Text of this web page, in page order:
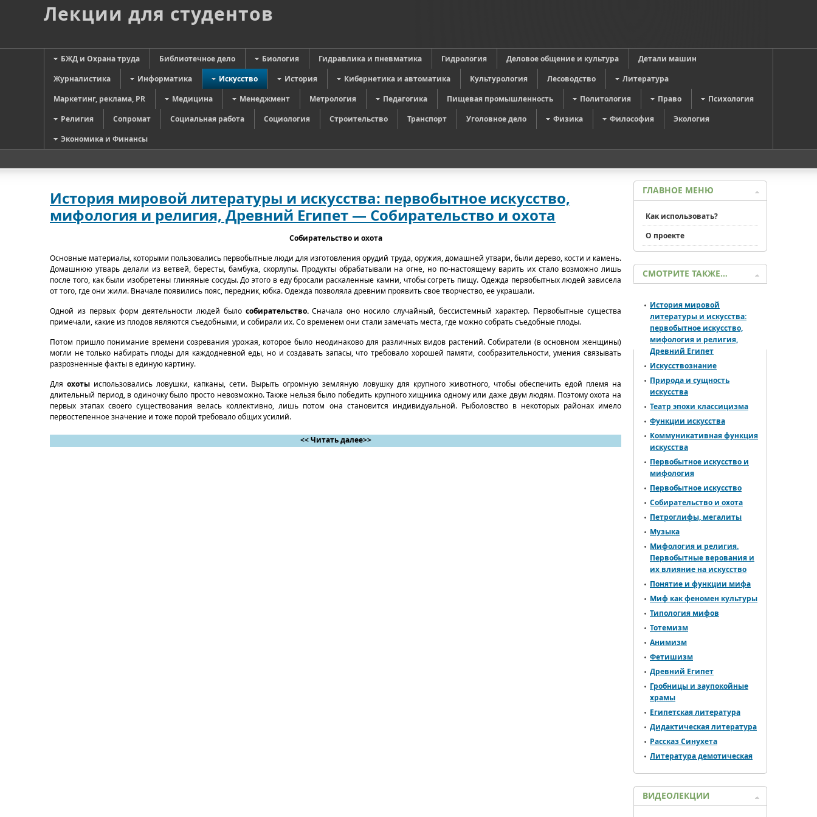
Лекции для студентов
БЖД и Охрана труда Библиотечное дело Биология Гидравлика и пневматика Гидрология Деловое общение и культура
Детали машин
Журналистика
Информатика Искусство История Кибернетика и автоматика Культурология Лесоводство
Литература
Маркетинг, реклама, PR
Медицина Менеджмент Метрология Педагогика Пищевая промышленность Политология Право
Психология
Религия
Сопромат Социальная работа Социология Строительство Транспорт Уголовное дело Физика Философия
Экология
Экономика и Финансы
История мировой литературы и искусства: первобытное искусство,
мифология и религия, Древний Египет — Собирательство и охота
Собирательство и охота
Основные материалы, которыми пользовались первобытные люди для изготовления орудий труда, оружия, домашней утвари, были дерево, кости и камень.
Домашнюю утварь делали из ветвей, бересты, бамбука, скорлупы. Продукты обрабатывали на огне, но по-настоящему варить их стало возможно лишь
после того, как были изобретены глиняные сосуды. До этого в еду бросали раскаленные камни, чтобы согреть пищу. Одежда первобытных людей зависела
от того, где они жили. Вначале появились пояс, передник, юбка. Одежда позволяла древним проявить свое творчество, ее украшали.
Одной из первых форм деятельности людей было собирательство.Сначала оно носило случайный, бессистемный характер. Первобытные существа
примечали, какие из плодов являются съедобными, и собирали их. Со временем они стали замечать места, где можно собрать съедобные плоды.
Потом пришло понимание времени созревания урожая, которое было неодинаково для различных видов растений. Собиратели (в основном женщины)
могли не только набирать плоды для каждодневной еды, но и создавать запасы, что требовало хорошей памяти, сообразительности, умения связывать
разрозненные факты в единую картину.
Дляохоты использовались ловушки, капканы, сети. Вырыть огромную земляную ловушку для крупного животного, чтобы обеспечить едой племя на
длительный период, в одиночку было просто невозможно. Также нельзя было победить крупного хищника одному или даже двум людям. Поэтому охота на
первых этапах своего существования велась коллективно, лишь потом она становится индивидуальной. Рыболовство в некоторых районах имело
первостепенное значение и тоже порой требовало общих усилий.
<< Читать далее>>
ГЛАВНОЕ МЕНЮ
Как использовать?
О проекте
СМОТРИТЕ ТАКЖЕ…
История мировой
литературы и искусства:
первобытное искусство,
мифология и религия,
Древний Египет
Искусствознание
Природа и сущность
искусства
Театр эпохи классицизма
Функции искусства
Коммуникативная функция
искусства
Первобытное искусство и
мифология
Первобытное искусство
Собирательство и охота
Петроглифы, мегалиты
Музыка
Мифология и религия.
Первобытные верования и
их влияние на искусство
Понятие и функции мифа
Миф как феномен культуры
Типология мифов
Тотемизм
Анимизм
Фетишизм
Древний Египет
Гробницы и заупокойные
хра­мы
Египетская литература
Дидактическая литература
Рассказ Синухета
Литература демотическая
ВИДЕОЛЕКЦИИ